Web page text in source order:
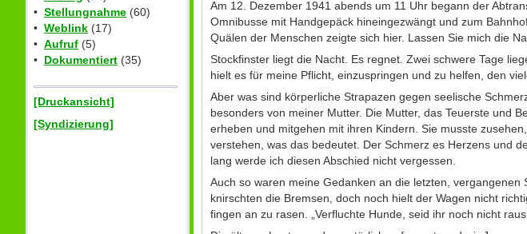
• Stellungnahme (60)
• Weblink (17)
• Aufruf (5)
• Dokumentiert (35)
[Druckansicht]
[Syndizierung]
Am 12. Dezember 1941 abends um 11 Uhr begann der
Omnibusse mit Handgepäck hineingezwängt und zum
Quälen der Menschen zeigte sich hier. Lassen Sie mich die
Stockfinster liegt die Nacht. Es regnet. Zwei schwere Tage
hielt es für meine Pflicht, einzuspringen und zu helfen, den
Aber was sind körperliche Strapazen gegen seelische
besonders von meiner Mutter. Die Mutter, das Teuerste und
erheben und mitgehen mit ihren Kindern. Sie musste
verstehen, was das bedeutet. Der Schmerz es Herzens und
lang werde ich diesen Abschied nicht vergessen.
Auch so waren meine Gedanken an die letzten,
knirschten die Bremsen, doch noch hielt der Wagen nicht
fingen an zu rasen. „Verfluchte Hunde, seid ihr noch nicht